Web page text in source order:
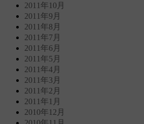
2011年10月
2011年9月
2011年8月
2011年7月
2011年6月
2011年5月
2011年4月
2011年3月
2011年2月
2011年1月
2010年12月